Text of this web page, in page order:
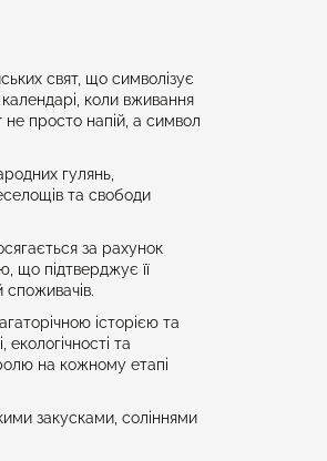
свят, що символізує
коли вживання
просто напій, а символ
гулянь,
та свободи
за рахунок
що підтверджує її
споживачів.
історією та
та
на кожному етапі
закусками, соліннями